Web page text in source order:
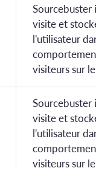
Sourcebuster
visite et
l'utilisateur
visiteurs sur
Sourcebuster
visite et
l'utilisateur
visiteurs sur